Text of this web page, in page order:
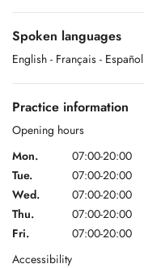
Spoken languages
English - Français - Español
Practice information
Opening hours
Mon.
07:00-20:00
Tue.
07:00-20:00
Wed.
07:00-20:00
Thu.
07:00-20:00
Fri.
07:00-20:00
Accessibility